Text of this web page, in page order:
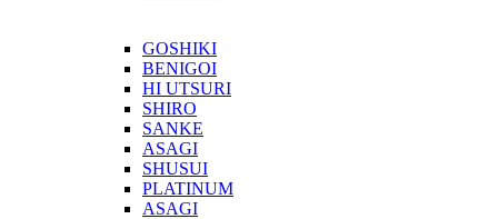
GOSHIKI
BENIGOI
HI UTSURI
SHIRO
SANKE
ASAGI
SHUSUI
PLATINUM
ASAGI